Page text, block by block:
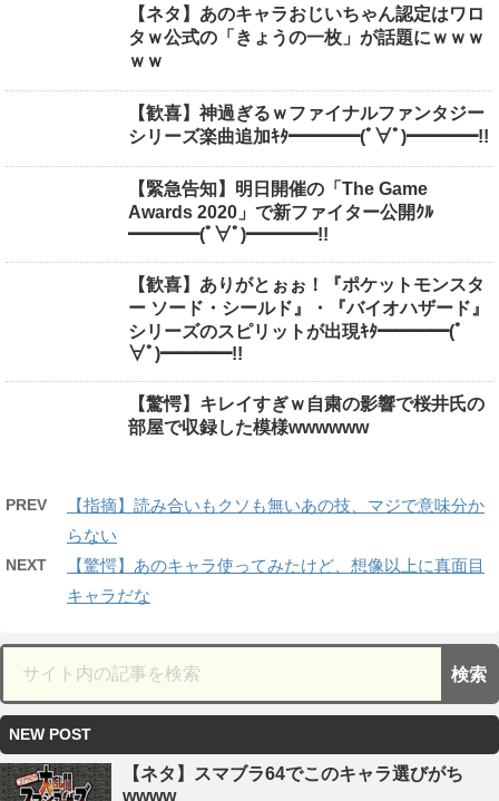
【ネタ】あのキャラおじいちゃん認定はワロ
タｗ公式の「きょうの一枚」が話題にｗｗｗ
ｗｗ
【歓喜】神過ぎるｗファイナルファンタジー
シリーズ楽曲追加ｷﾀ━━━━(ﾟ∀ﾟ)━━━━!!
【緊急告知】明日開催の「The Game
Awards 2020」で新ファイター公開ｸﾙ
━━━━(ﾟ∀ﾟ)━━━━!!
【歓喜】ありがとぉぉ！『ポケットモンスタ
ー ソード・シールド』・『バイオハザード』
シリーズのスピリットが出現ｷﾀ━━━━(ﾟ
∀ﾟ)━━━━!!
【驚愕】キレイすぎｗ自粛の影響で桜井氏の
部屋で収録した模様wwwwww
PREV
【指摘】読み合いもクソも無いあの技、マジで意味分か
らない
NEXT
【驚愕】あのキャラ使ってみたけど、想像以上に真面目
キャラだな
NEW POST
【ネタ】スマブラ64でこのキャラ選びがち
wwww